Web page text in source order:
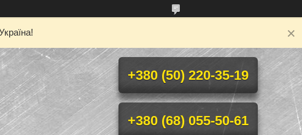
+380 (50) 220-35-19
+380 (68) 055-50-61